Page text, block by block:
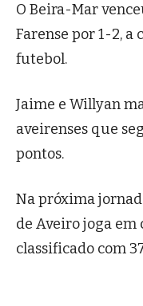
O Beira-Mar
Farense por 1-2, a
futebol.
Jaime e Willyan
aveirenses que
pontos.
Na próxima
de Aveiro joga em
classificado com